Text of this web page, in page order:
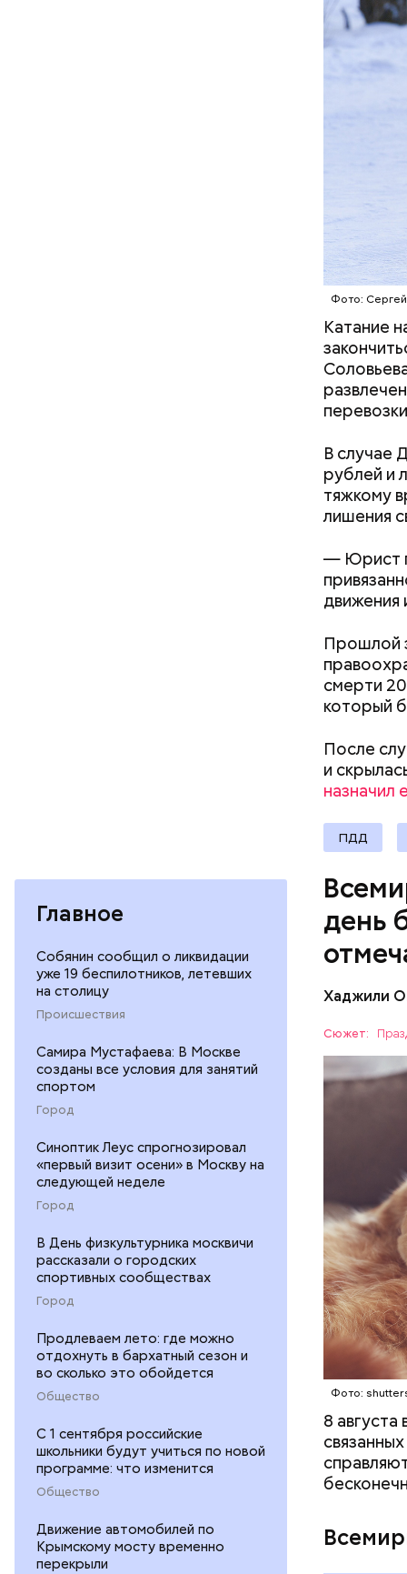
Главное
Собянин сообщил о ликвидации
уже 19 беспилотников, летевших
на столицу
Происшествия
Самира Мустафаева: В Москве
созданы все условия для занятий
спортом
Город
Синоптик Леус спрогнозировал
«первый визит осени» в Москву на
следующей неделе
Город
В День физкультурника москвичи
рассказали о городских
спортивных сообществах
Город
Продлеваем лето: где можно
отдохнуть в бархатный сезон и
во сколько это обойдется
Общество
С 1 сентября российские
школьники будут учиться по новой
программе: что изменится
Общество
Движение автомобилей по
Крымскому мосту временно
перекрыли
Фото:
Катание
В случае
рублей и
тяжкому
лишения
— Юрист
движения
Прошлой
смерти
который
После
и
назначил
ПДД
день
Хаджили
Сюжет:
Фото:
8
фонд
любовь и
философ
похожа
В
своими
День